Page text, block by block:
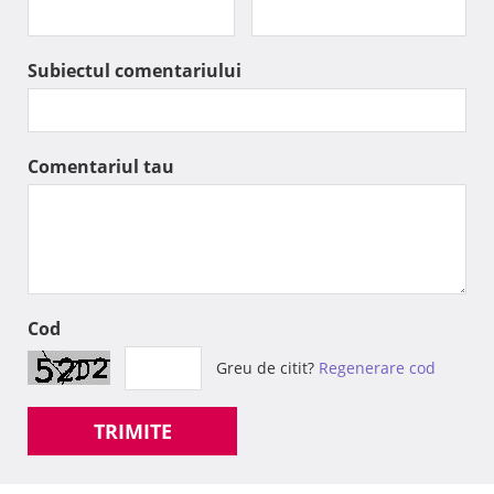
Subiectul comentariului
Comentariul tau
Cod
Greu de citit? Regenerare cod
TRIMITE